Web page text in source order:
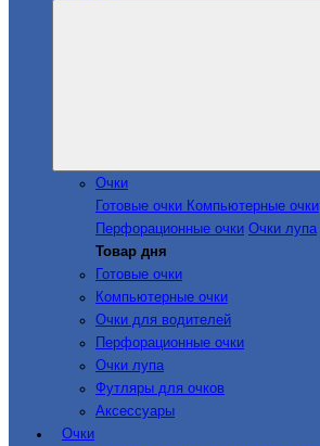
Очки
Готовые очки Компьютерные очки
Перфорационные очки Очки лупа
Товар дня
Готовые очки
Компьютерные очки
Очки для водителей
Перфорационные очки
Очки лупа
Футляры для очков
Аксессуары
Очки